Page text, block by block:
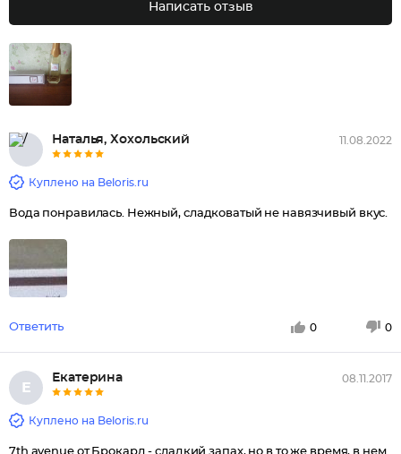
Написать отзыв
Наталья, Хохольский 11.08.2022
Куплено на Beloris.ru
Вода понравилась. Нежный, сладковатый не навязчивый вкус.
Ответить 0 0
Е
Екатерина 08.11.2017
Куплено на Beloris.ru